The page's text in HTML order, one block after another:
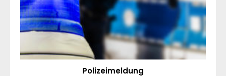
Polizeimeldung